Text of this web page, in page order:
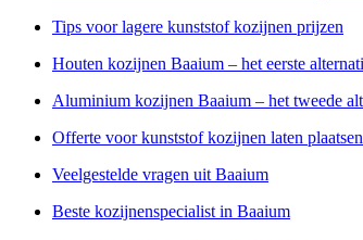
Tips voor lagere kunststof kozijnen prijzen
Houten kozijnen Baaium – het eerste
Aluminium kozijnen Baaium – het tweede
Offerte voor kunststof kozijnen laten
Veelgestelde vragen uit Baaium
Beste kozijnenspecialist in Baaium